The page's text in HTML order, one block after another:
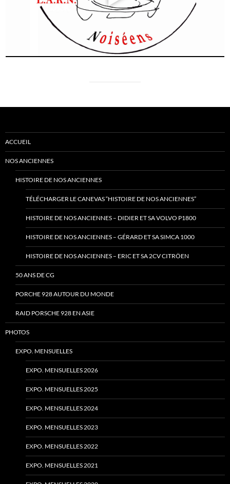
ACCUEIL
NOS ANCIENNES
HISTOIRE DE NOS ANCIENNES
TÉLÉCHARGER LE CANEVAS “HISTOIRE DE NOS ANCIENNES”
HISTOIRE DE NOS ANCIENNES – DIDIER ET SA VOLVO P1800
HISTOIRE DE NOS ANCIENNES – GÉRARD ET SA SIMCA 1000
HISTOIRE DE NOS ANCIENNES – ERIC ET SA 2CV CITRÖEN
50 ANS DE CG
PORCHE 928 AUTOUR DU MONDE
RAID PORSCHE 928 EN ASIE
PHOTOS
EXPO. MENSUELLES
EXPO. MENSUELLES 2026
EXPO. MENSUELLES 2025
EXPO. MENSUELLES 2024
EXPO. MENSUELLES 2023
EXPO. MENSUELLES 2022
EXPO. MENSUELLES 2021